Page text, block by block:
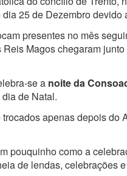
25 de Dezembro devido
presentes no mês
Magos chegaram
se a noite da
de Natal.
apenas depois do
pouquinho como a
de lendas, celebrações